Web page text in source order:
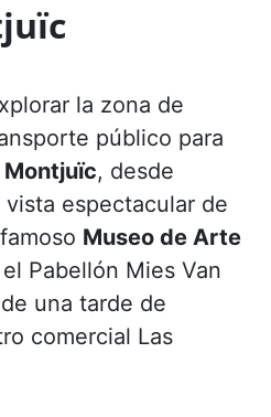
la zona de
público para
Montjuïc, desde
espectacular de
Museo de Arte
Pabellón Mies Van
una tarde de
comercial Las